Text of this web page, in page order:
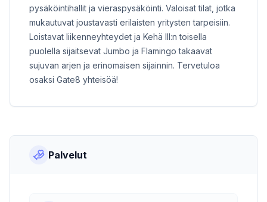
pysäköintihallit ja vieraspysäköinti. Valoisat tilat, jotka
mukautuvat joustavasti erilaisten yritysten tarpeisiin.
Loistavat liikenneyhteydet ja Kehä III:n toisella
puolella sijaitsevat Jumbo ja Flamingo takaavat
sujuvan arjen ja erinomaisen sijainnin. Tervetuloa
osaksi Gate8 yhteisöä!
Palvelut